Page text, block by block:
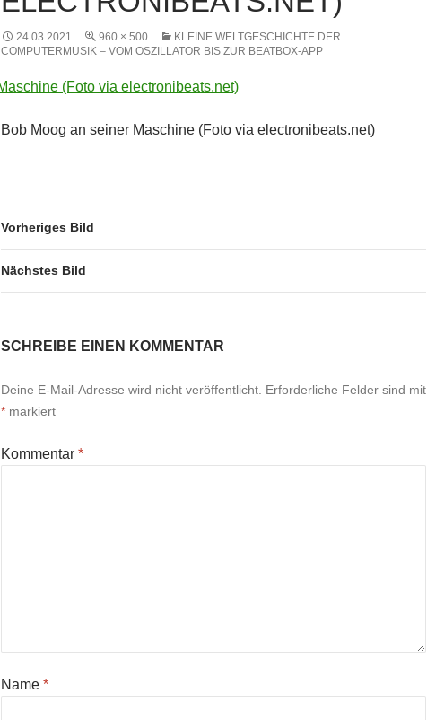
24.03.2021 960 × 500
KLEINE WELTGESCHICHTE DER
COMPUTERMUSIK – VOM OSZILLATOR BIS ZUR BEATBOX-APP
Bob Moog an seiner Maschine (Foto via electronibeats.net)
Vorheriges Bild
Nächstes Bild
SCHREIBE EINEN KOMMENTAR
Deine E-Mail-Adresse wird nicht veröffentlicht. Erforderliche Felder sind mit
* markiert
Kommentar *
Name *